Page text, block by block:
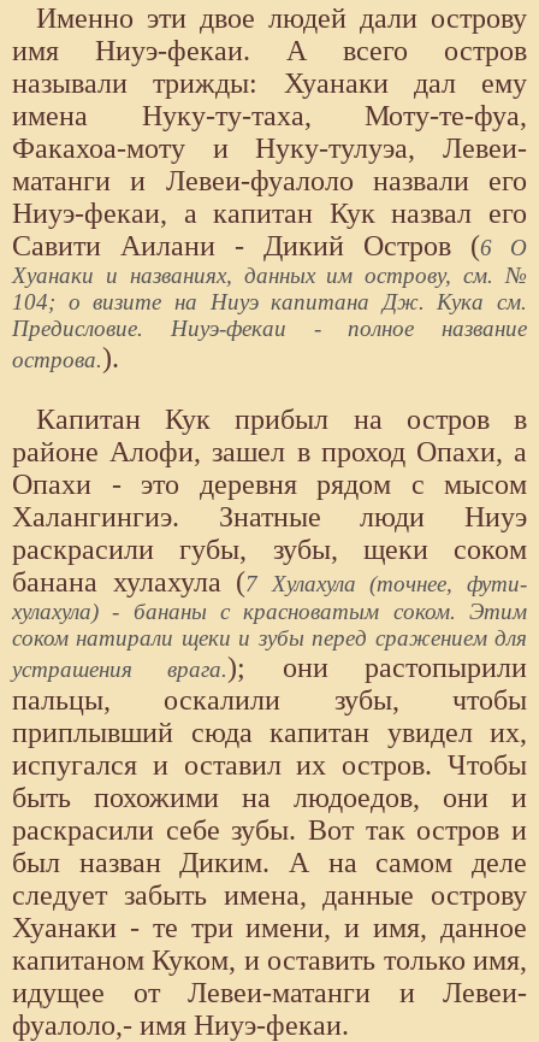
Именно эти двое людей дали острову
имя Ниуэ-фекаи. А всего остров
называли трижды: Хуанаки дал ему
имена Нуку-ту-таха, Моту-те-фуа,
Факахоа-моту и Нуку-тулуэа, Левеи-
матанги и Левеи-фуалоло назвали его
Ниуэ-фекаи, а капитан Кук назвал его
Савити Аилани - Дикий Остров (6 О
Хуанаки и названиях, данных им острову, см. №
104; о визите на Ниуэ капитана Дж. Кука см.
Предисловие. Ниуэ-фекаи - полное название
острова.).
Капитан Кук прибыл на остров в
районе Алофи, зашел в проход Опахи, а
Опахи - это деревня рядом с мысом
Халангингиэ. Знатные люди Ниуэ
раскрасили губы, зубы, щеки соком
банана хулахула (7 Хулахула (точнее, фути-
хулахула) - бананы с красноватым соком. Этим
соком натирали щеки и зубы перед сражением для
устрашения врага.); они растопырили
пальцы, оскалили зубы, чтобы
приплывший сюда капитан увидел их,
испугался и оставил их остров. Чтобы
быть похожими на людоедов, они и
раскрасили себе зубы. Вот так остров и
был назван Диким. А на самом деле
следует забыть имена, данные острову
Хуанаки - те три имени, и имя, данное
капитаном Куком, и оставить только имя,
идущее от Левеи-матанги и Левеи-
фуалоло,- имя Ниуэ-фекаи.